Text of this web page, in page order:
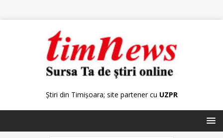
Știri din Timișoara; site partener cu UZPR